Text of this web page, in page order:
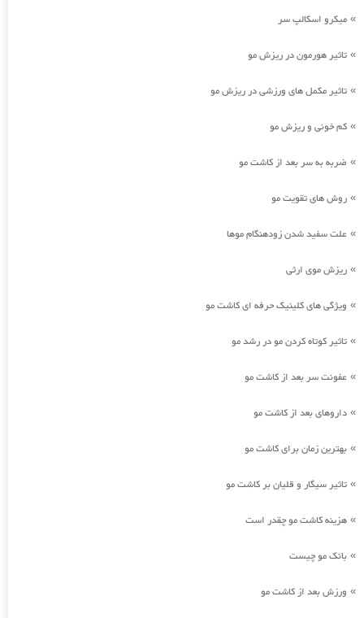
» میکرو اسکالپ سر
» تاثیر هورمون در ریزش مو
» تاثیر مکمل های ورزشی در ریزش مو
» کم خونی و ریزش مو
» ضربه به سر بعد از کاشت مو
» روش های تقویت مو
» علت سفید شدن زودهنگام موها
» ریزش موی ارثی
» ویژگی های کلینیک حرفه ای کاشت مو
» تاثیر کوتاه کردن مو در رشد مو
» عفونت سر بعد از کاشت مو
» داروهای بعد از کاشت مو
» بهترین زمان برای کاشت مو
» تاثیر سیگار و قلیان بر کاشت مو
» هزینه کاشت مو چقدر است
» بانک مو چیست
» ورزش بعد از کاشت مو